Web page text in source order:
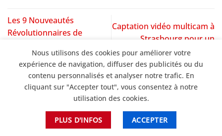
Les 9 Nouveautés
Révolutionnaires de
Connaître Absolument
Captation vidéo multicam à
Strasbourg pour un
congrès médical
Nous utilisons des cookies pour améliorer votre
expérience de navigation, diffuser des publicités ou du
contenu personnalisés et analyser notre trafic. En
cliquant sur "Accepter tout", vous consentez à notre
utilisation des cookies.
PLUS D'INFOS ACCEPTER